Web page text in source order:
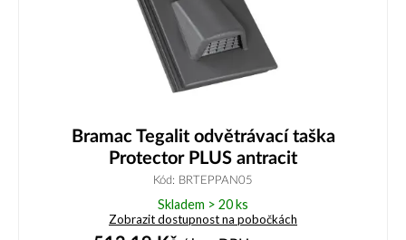
Bramac Tegalit odvětrávací taška
Protector PLUS antracit
Kód: BRTEPPAN05
Skladem > 20 ks
Zobrazit dostupnost na pobočkách